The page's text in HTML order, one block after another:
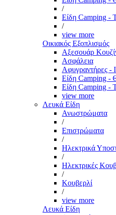
/
Είδη Camping -
/
view more
Οικιακός Εξοπλισμός
Αξεσουάρ
Ασφάλεια
Αφυγραντήρες -
Είδη Camping -
Είδη Camping -
view more
Λευκά Είδη
Ανωστρώματα
/
Επιστρώματα
/
Ηλεκτρικά
/
Ηλεκτρικές
/
Κουβερλί
/
view more
Λευκά Είδη